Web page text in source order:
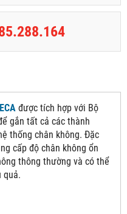
được tích hợp với Bộ
gắn tất cả các thành
thống chân không. Đặc
cấp độ chân không ổn
thông thường và có thể
quả.